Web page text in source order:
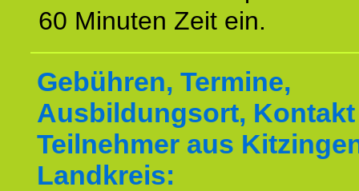
60 Minuten Zeit ein.
Gebühren, Termine,
Ausbildungsort,
Teilnehmer aus
Landkreis: